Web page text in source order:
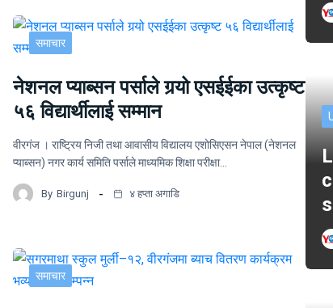
समाचार
नेशनल प्याब्सन पर्साले गर्‍यो एसईईका उत्कृष्ट
५६ विद्यार्थीलाई सम्मान
वीरगंज । राष्ट्रिय निजी तथा आवासीय विद्यालय एशोसिएसन नेपाल (नेशनल
प्याब्सन) नगर कार्य समिति पर्साले माध्यमिक शिक्षा परीक्षा…
By Birgunj ४ हप्ता अगाडि
समाचार